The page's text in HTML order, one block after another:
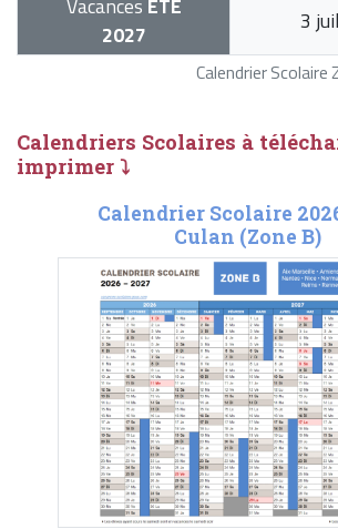
Calendrier
Vacances ÉTÉ
2027
3
Calendriers Scolaires à
imprimer ⤵
Calendrier Scolaire
Culan (Zone B)